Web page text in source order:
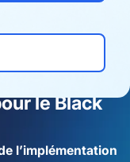
le Black
l’implémentation